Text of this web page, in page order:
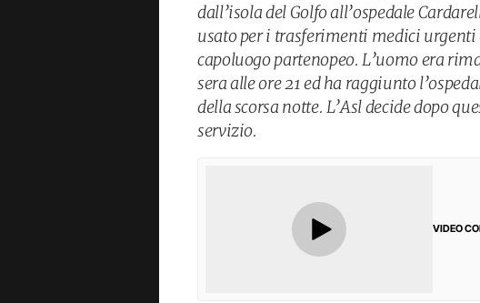
dall’isola del Golfo all’ospedale
usato per i trasferimenti medici
capoluogo partenopeo. L’uomo era
sera alle ore 21 ed ha raggiunto
della scorsa notte. L’Asl decide dopo
servizio.
VIDEO